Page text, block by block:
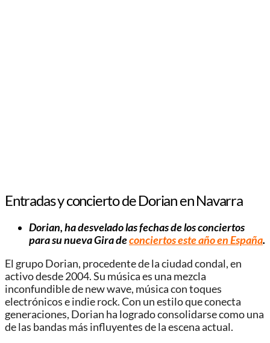
Entradas y concierto de Dorian en Navarra
Dorian, ha desvelado las fechas de los conciertos
para su nueva Gira deconciertos este año en España.
El grupo Dorian, procedente de la ciudad condal, en
activo desde 2004. Su música es una mezcla
inconfundible de new wave, música con toques
electrónicos e indie rock. Con un estilo que conecta
generaciones, Dorian ha logrado consolidarse como una
de las bandas más influyentes de la escena actual.